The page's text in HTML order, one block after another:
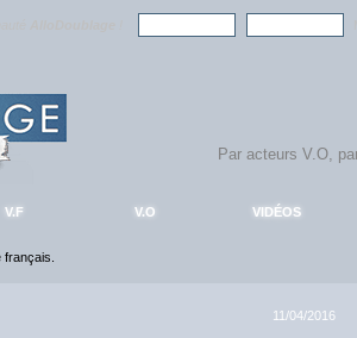
V.F V.O VIDÉOS
français.
11/04/2016